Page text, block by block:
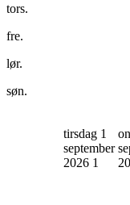
tors.
fre.
lør.
søn.
tirsdag 1
september
2026 1